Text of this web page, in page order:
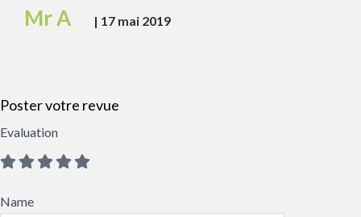
Mr A | 17 mai 2019
Poster votre revue
Evaluation
Name